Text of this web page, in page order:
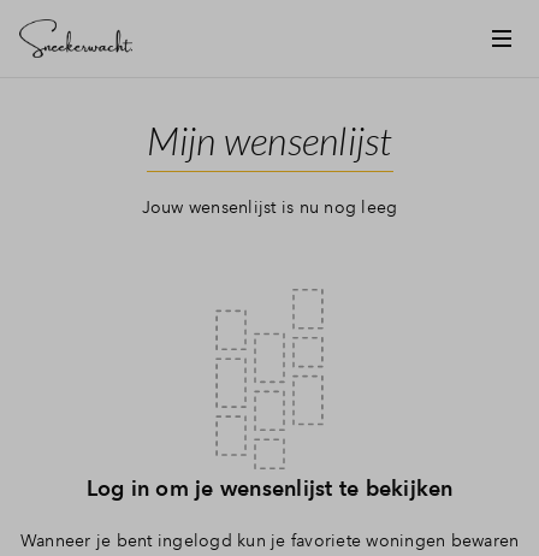
Mijn wensenlijst
Jouw wensenlijst is nu nog leeg
Log in om je wensenlijst te bekijken
Wanneer je bent ingelogd kun je favoriete woningen bewaren
Vergroten